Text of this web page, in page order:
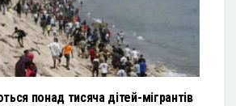
понад тисяча дітей-мігрантів